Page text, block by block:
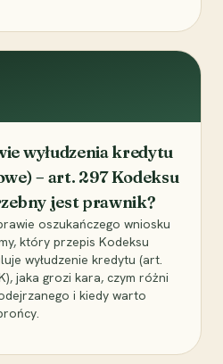
wyłudzenia kredytu
– art. 297 Kodeksu
jest prawnik?
oszukańczego wniosku
który przepis Kodeksu
wyłudzenie kredytu (art.
jaka grozi kara, czym różni
i kiedy warto